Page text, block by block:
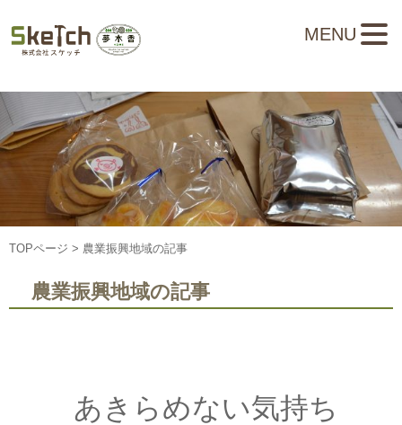
TOPページ > 農業振興地域の記事
農業振興地域の記事
あきらめない気持ち
MENU